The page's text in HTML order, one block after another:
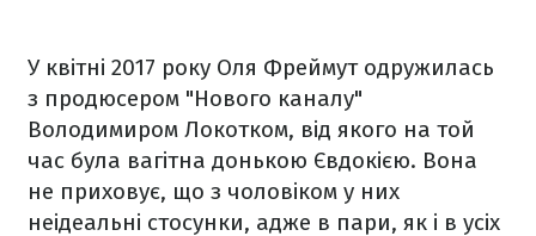
У квітні 2017 року Оля Фреймут одружилась
з продюсером "Нового каналу"
Володимиром Локотком, від якого на той
час була вагітна донькою Євдокією. Вона
не приховує, що з чоловіком у них
неідеальні стосунки, адже в пари, як і в усіх